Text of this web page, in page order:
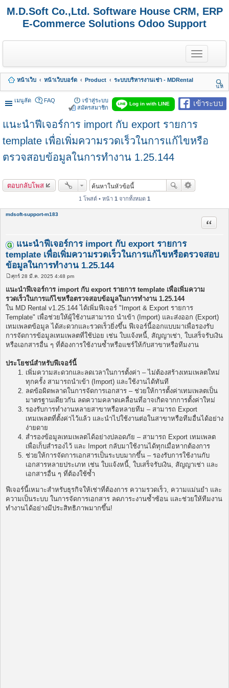
M.D.Soft Co.,Ltd. Software House CRM, ERP
E-Commerce Solutions Odoo Support
T
o
g
e
n
a
i
a
หน้าเว็บ หน้าเว็บบอร์ด Product
ระบบบริหารงานเช่า - MDRental
นห
า
เมนูลัด
เข้าระบบ
Log in with LINE
FAQ
เข้าสู่ระบบ
สมัครสมาชิก
แนะนำฟีเจอร์การ import กับ export รายการ
template เพื่อเพิ่มความรวดเร็วในการแก้ไขหรือ
ตรวจสอบข้อมูลในการทำงาน 1.25.144
ตอบกลับโพส
1 โพสต์ • หน้า 1 จากทั้งหมด 1
mdsoft-support-m183
แนะนำฟีเจอร์การ import กับ export รายการ
template เพื่อเพิ่มความรวดเร็วในการแก้ไขหรือตรวจสอบ
ข้อมูลในการทำงาน 1.25.144
อ้างคำ
โ
พ
ส
ต์
ศุกร์ 28 มี.ค. 2025 4:48 pm
แนะนำฟีเจอร์การ import กับ export รายการ template เพื่อเพิ่มความ
รวดเร็วในการแก้ไขหรือตรวจสอบข้อมูลในการทำงาน 1.25.144
ใน MD Rental v1.25.144 ได้เพิ่มฟีเจอร์ "Import & Export รายการ
Template" เพื่อช่วยให้ผู้ใช้งานสามารถ นำเข้า (Import) และส่งออก (Export)
เทมเพลตข้อมูล ได้สะดวกและรวดเร็วยิ่งขึ้น ฟีเจอร์นี้ออกแบบมาเพื่อรองรับ
การจัดการข้อมูลเทมเพลตที่ใช้บ่อย เช่น ใบแจ้งหนี้, สัญญาเช่า, ใบเสร็จรับเงิน
หรือเอกสารอื่น ๆ ที่ต้องการใช้งานซ้ำหรือแชร์ให้กับสาขาหรือทีมงาน
ประโยชน์สำหรับฟีเจอร์นี้
เพิ่มความสะดวกและลดเวลาในการตั้งค่า – ไม่ต้องสร้างเทมเพลตใหม่
ทุกครั้ง สามารถนำเข้า (Import) และใช้งานได้ทันที
ลดข้อผิดพลาดในการจัดการเอกสาร – ช่วยให้การตั้งค่าเทมเพลตเป็น
มาตรฐานเดียวกัน ลดความคลาดเคลื่อนที่อาจเกิดจากการตั้งค่าใหม่
รองรับการทำงานหลายสาขาหรือหลายทีม – สามารถ Export
เทมเพลตที่ตั้งค่าไว้แล้ว และนำไปใช้งานต่อในสาขาหรือทีมอื่นได้อย่าง
ง่ายดาย
สำรองข้อมูลเทมเพลตได้อย่างปลอดภัย – สามารถ Export เทมเพลต
เพื่อเก็บสำรองไว้ และ Import กลับมาใช้งานได้ทุกเมื่อหากต้องการ
ช่วยให้การจัดการเอกสารเป็นระบบมากขึ้น – รองรับการใช้งานกับ
เอกสารหลายประเภท เช่น ใบแจ้งหนี้, ใบเสร็จรับเงิน, สัญญาเช่า และ
เอกสารอื่น ๆ ที่ต้องใช้ซ้ำ
ฟีเจอร์นี้เหมาะสำหรับธุรกิจให้เช่าที่ต้องการ ความรวดเร็ว, ความแม่นยำ และ
ความเป็นระบบ ในการจัดการเอกสาร ลดภาระงานซ้ำซ้อน และช่วยให้ทีมงาน
ทำงานได้อย่างมีประสิทธิภาพมากขึ้น!